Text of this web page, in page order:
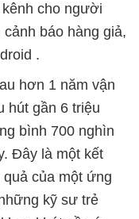
cho người
báo hàng giả,
.
hơn 1 năm vận
hút gần 6 triệu
bình 700 nghìn
Đây là một kết
của một ứng
kỹ sư trẻ